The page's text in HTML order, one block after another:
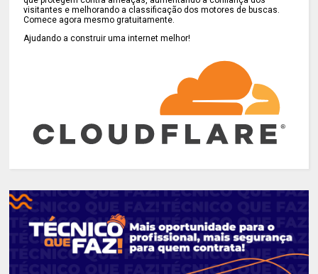
visitantes e melhorando a classificação dos motores de buscas.
Comece agora mesmo gratuitamente.
Ajudando a construir uma internet melhor!